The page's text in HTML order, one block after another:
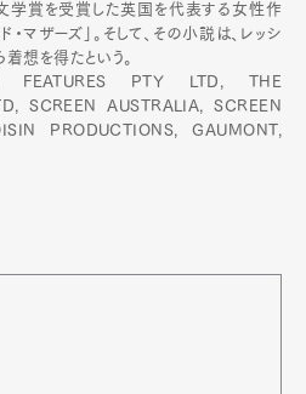
学賞を受賞した英国を代表する女性作
・マザーズ」。そして、その小説は、レッシ
想を得たという。
FEATURES PTY LTD, THE
SCREEN AUSTRALIA, SCREEN
PRODUCTIONS, GAUMONT,